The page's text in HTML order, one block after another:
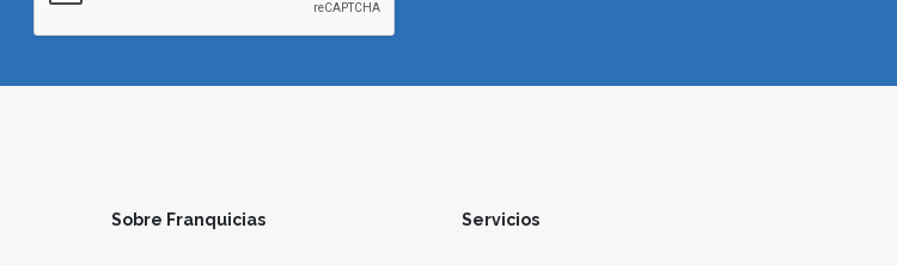
Sobre Franquicias Servicios